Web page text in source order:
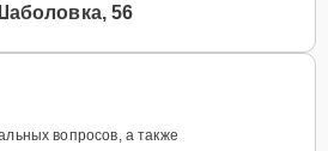
56
вопросов, а также